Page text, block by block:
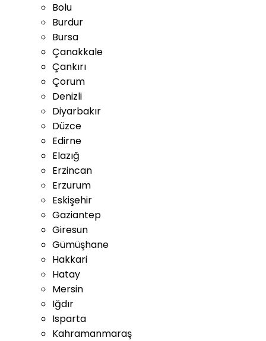
Bolu
Burdur
Bursa
Çanakkale
Çankırı
Çorum
Denizli
Diyarbakır
Düzce
Edirne
Elazığ
Erzincan
Erzurum
Eskişehir
Gaziantep
Giresun
Gümüşhane
Hakkari
Hatay
Mersin
Iğdır
Isparta
Kahramanmaraş